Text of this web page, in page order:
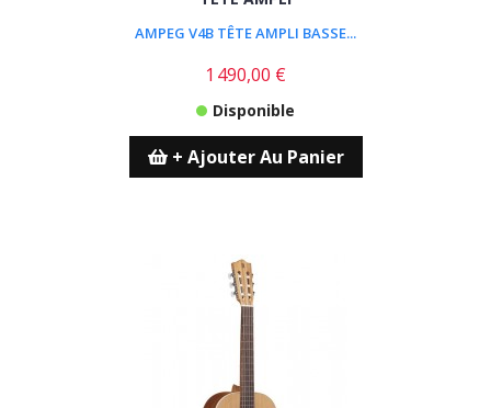
AMPEG V4B TÊTE AMPLI BASSE...
1 490,00 €
Disponible
+ Ajouter Au Panier